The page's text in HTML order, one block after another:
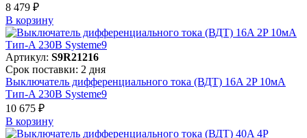
8 479 ₽
В корзинy
Артикул: S9R21216
Срок поставки: 2 дня
Выключатель дифференциального тока (ВДТ) 16A 2P 10мА
Тип-A 230В Systeme9
10 675 ₽
В корзинy